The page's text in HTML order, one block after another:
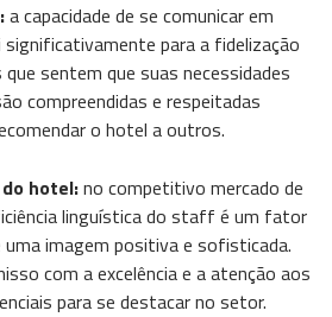
a capacidade de se comunicar em
para a fidelização
sentem que suas necessidades
compreendidas e respeitadas
o hotel a outros.
hotel:no competitivo mercado de
linguística do staff é um fator
imagem positiva e sofisticada.
com a excelência e a atenção aos
para se destacar no setor.